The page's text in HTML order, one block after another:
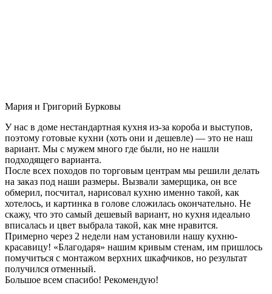
Мария и Григорий Бурковы
У нас в доме нестандартная кухня из-за короба и выступов,
поэтому готовые кухни (хоть они и дешевле) — это не наш
вариант. Мы с мужем много где были, но не нашли
подходящего варианта.
После всех походов по торговым центрам мы решили делать
на заказ под наши размеры. Вызвали замерщика, он все
обмерил, посчитал, нарисовал кухню именно такой, как
хотелось, и картинка в голове сложилась окончательно. Не
скажу, что это самый дешевый вариант, но кухня идеально
вписалась и цвет выбрала такой, как мне нравится.
Примерно через 2 недели нам установили нашу кухню-
красавицу! «Благодаря» нашим кривым стенам, им пришлось
помучиться с монтажом верхних шкафчиков, но результат
получился отменный.
Большое всем спасибо! Рекомендую!